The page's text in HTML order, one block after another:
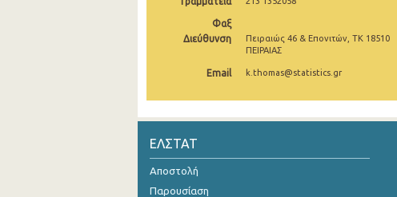
Μαρτίου 2025
Φεβρουαρίου 2025
Νοεμβρίου 2024
Οκτωβρίου 2024
Σεπτεμβρίου 2024
Φαξ
Διεύθυνση
Πειραιώς 46 & Επονιτών, ΤΚ 18510
ΠΕΙΡΑΙΑΣ
Email k.thomas@statistics.gr
ΕΛΣΤΑΤ
Αποστολή
Παρουσίαση